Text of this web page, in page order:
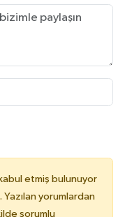
kabul etmiş bulunuyor
yorumlardan
sorumlu